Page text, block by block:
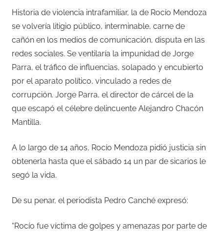
Historia de violencia intrafamiliar, la de Rocío Mendoza
se volvería litigio público, interminable, carne de
cañón en los medios de comunicación, disputa en las
redes sociales. Se ventilaría la impunidad de Jorge
Parra, el tráfico de influencias, solapado y encubierto
por el aparato político, vinculado a redes de
corrupción. Jorge Parra, el director de cárcel de la
que escapó el célebre delincuente Alejandro Chacón
Mantilla.
A lo largo de 14 años, Rocío Mendoza pidió justicia sin
obtenerla hasta que el sábado 14 un par de sicarios le
segó la vida.
De su penar, el periodista Pedro Canché expresó:
“Rocío fue víctima de golpes y amenazas por parte de